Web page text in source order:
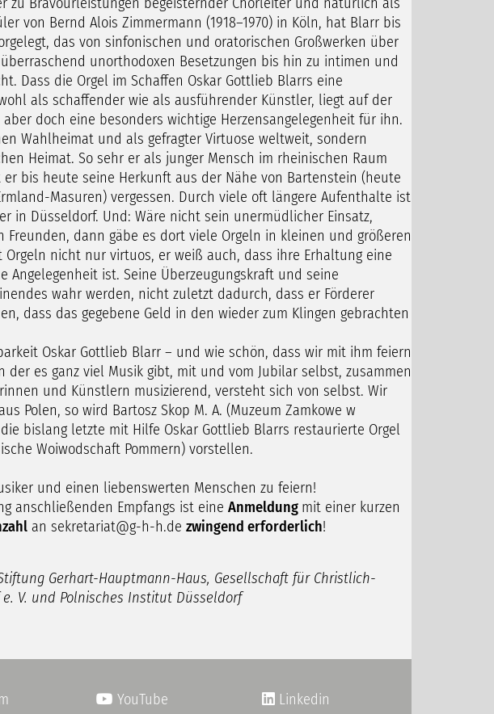
von Bernd Alois Zimmermann (1918–1970) in Köln, hat Blarr bis
das von sinfonischen und oratorischen Großwerken über
unorthodoxen Besetzungen bis hin zu intimen und
Dass die Orgel im Schaffen Oskar Gottlieb Blarrs eine
als schaffender wie als ausführender Künstler, liegt auf der
doch eine besonders wichtige Herzensangelegenheit für ihn.
Wahlheimat und als gefragter Virtuose weltweit, sondern
Heimat. So sehr er als junger Mensch im rheinischen Raum
bis heute seine Herkunft aus der Nähe von Bartenstein (heute
Masuren) vergessen. Durch viele oft längere Aufenthalte ist
in Düsseldorf. Und: Wäre nicht sein unermüdlicher Einsatz,
dann gäbe es dort viele Orgeln in kleinen und größeren
nicht nur virtuos, er weiß auch, dass ihre Erhaltung eine
ist. Seine Überzeugungskraft und seine
wahr werden, nicht zuletzt dadurch, dass er Förderer
dass das gegebene Geld in den wieder zum Klingen gebrachten
Oskar Gottlieb Blarr – und wie schön, dass wir mit ihm feiern
der es ganz viel Musik gibt, mit und vom Jubilar selbst, zusammen
und Künstlern musizierend, versteht sich von selbst. Wir
Polen, so wird Bartosz Skop M. A. (Muzeum Zamkowe w
bislang letzte mit Hilfe Oskar Gottlieb Blarrs restaurierte Orgel
Woiwodschaft Pommern) vorstellen.
und einen liebenswerten Menschen zu feiern!
anschließenden Empfangs ist eine Anmeldung mit einer kurzen
an sekretariat@g-h-h.de zwingend erforderlich!
Gerhart-Hauptmann-Haus, Gesellschaft für Christlich-
V. und Polnisches Institut Düsseldorf
YouTube Linkedin